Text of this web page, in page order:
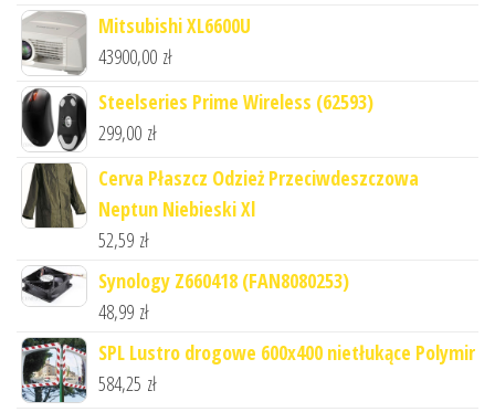
Mitsubishi XL6600U
43900,00 zł
Steelseries Prime Wireless (62593)
299,00 zł
Cerva Płaszcz Odzież Przeciwdeszczowa
Neptun Niebieski Xl
52,59 zł
Synology Z660418 (FAN8080253)
48,99 zł
SPL Lustro drogowe 600x400 nietłukące Polymir
584,25 zł